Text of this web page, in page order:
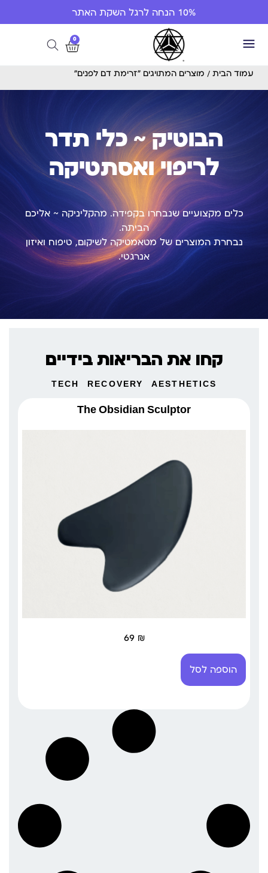
10% הנחה לרגל השקת האתר
0
עמוד הבית / מוצרים המתויגים “זרימת דם לפנים”
הבוטיק ~ כלי תדר
לריפוי ואסתטיקה
כלים מקצועיים שנבחרו בקפידה. מהקליניקה ~ אליכם
הביתה.
נבחרת המוצרים של מטאמטיקה לשיקום, טיפוח ואיזון
אנרגטי.
קחו את הבריאות בידיים
AESTHETICS
RECOVERY
TECH
The Obsidian Sculptor
69 ₪
הוספה לסל